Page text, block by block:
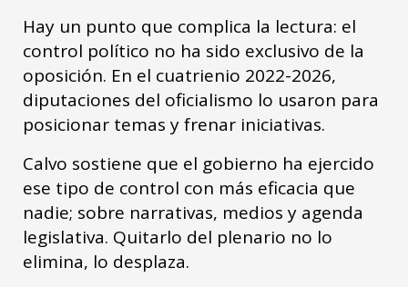
Hay un punto que complica la lectura: el
control político no ha sido exclusivo de la
oposición. En el cuatrienio 2022-2026,
diputaciones del oficialismo lo usaron para
posicionar temas y frenar iniciativas.
Calvo sostiene que el gobierno ha ejercido
ese tipo de control con más eficacia que
nadie; sobre narrativas, medios y agenda
legislativa. Quitarlo del plenario no lo
elimina, lo desplaza.